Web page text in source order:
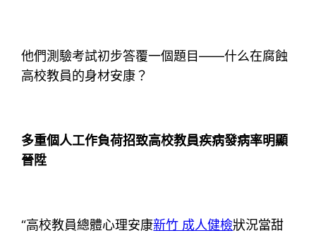
他們測驗考試初步答覆一個題目——什么在腐蝕
高校教員的身材安康？
多重個人工作負荷招致高校教員疾病發病率明顯
晉陞
“高校教員總體心理安康新竹 成人健檢狀況當甜